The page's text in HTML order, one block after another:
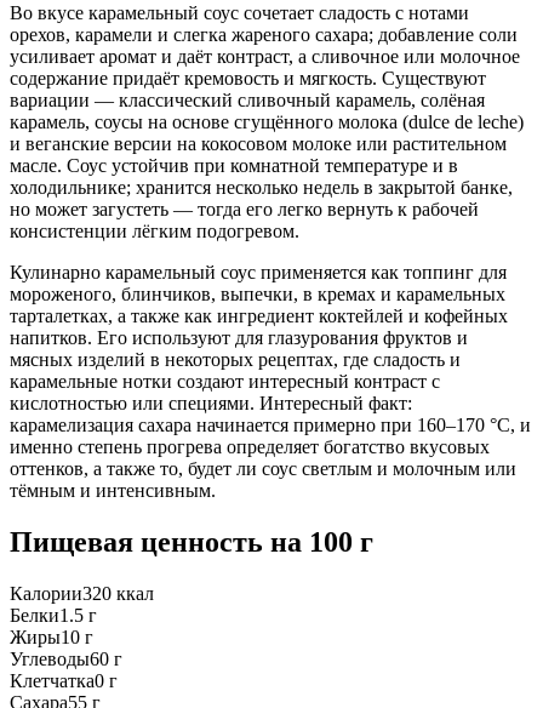
Во вкусе карамельный соус сочетает сладость с нотами
орехов, карамели и слегка жареного сахара; добавление соли
усиливает аромат и даёт контраст, а сливочное или молочное
содержание придаёт кремовость и мягкость. Существуют
вариации — классический сливочный карамель, солёная
карамель, соусы на основе сгущённого молока (dulce de leche)
и веганские версии на кокосовом молоке или растительном
масле. Соус устойчив при комнатной температуре и в
холодильнике; хранится несколько недель в закрытой банке,
но может загустеть — тогда его легко вернуть к рабочей
консистенции лёгким подогревом.
Кулинарно карамельный соус применяется как топпинг для
мороженого, блинчиков, выпечки, в кремах и карамельных
тарталетках, а также как ингредиент коктейлей и кофейных
напитков. Его используют для глазурования фруктов и
мясных изделий в некоторых рецептах, где сладость и
карамельные нотки создают интересный контраст с
кислотностью или специями. Интересный факт:
карамелизация сахара начинается примерно при 160–170 °C, и
именно степень прогрева определяет богатство вкусовых
оттенков, а также то, будет ли соус светлым и молочным или
тёмным и интенсивным.
Пищевая ценность на 100 г
Калории320 ккал
Белки1.5 г
Жиры10 г
Углеводы60 г
Клетчатка0 г
Сахара55 г